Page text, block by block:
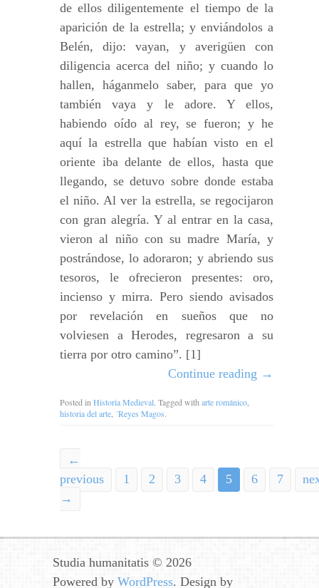
de ellos diligentemente el tiempo de la
aparición de la estrella; y enviándolos a
Belén, dijo: vayan, y averigüen con
diligencia acerca del niño; y cuando lo
hallen, háganmelo saber, para que yo
también vaya y le adore. Y ellos,
habiendo oído al rey, se fueron; y he
aquí la estrella que habían visto en el
oriente iba delante de ellos, hasta que
llegando, se detuvo sobre donde estaba
el niño. Al ver la estrella, se regocijaron
con gran alegría. Y al entrar en la casa,
vieron al niño con su madre María, y
postrándose, lo adoraron; y abriendo sus
tesoros, le ofrecieron presentes: oro,
incienso y mirra. Pero siendo avisados
por revelación en sueños que no
volviesen a Herodes, regresaron a su
tierra por otro camino”. [1]
Continue reading →
Posted in Historia Medieval. Tagged with arte románico
historia del arte ´Reyes Magos.
←
previous
1 2 3 4 5 6 7
→
Studia humanitatis © 2026
Powered by WordPress. Design by